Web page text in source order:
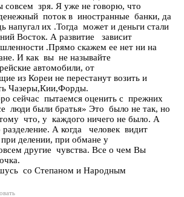
совсем зря. Я уже не говорю, что
поток в иностранные банки, да
напугал их .Тогда может и деньги стали
Восток. А развитие зависит
.Прямо скажем ее нет ни на
И как вы не называйте
автомобили, от
из Кореи не перестанут возить и
Чазеры,Кии,Форды.
сейчас пытаемся оценить с прежних
люди были братья» Это было не так, но
что, у каждого ничего не было. А
А когда человек видит
делении, при обмане у
другие чувства. Все о чем Вы
со Степаном и Народным